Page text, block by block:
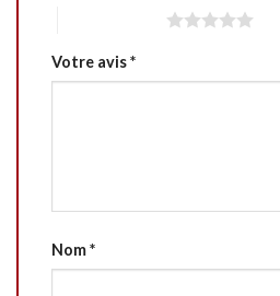
Votre avis*
Nom*